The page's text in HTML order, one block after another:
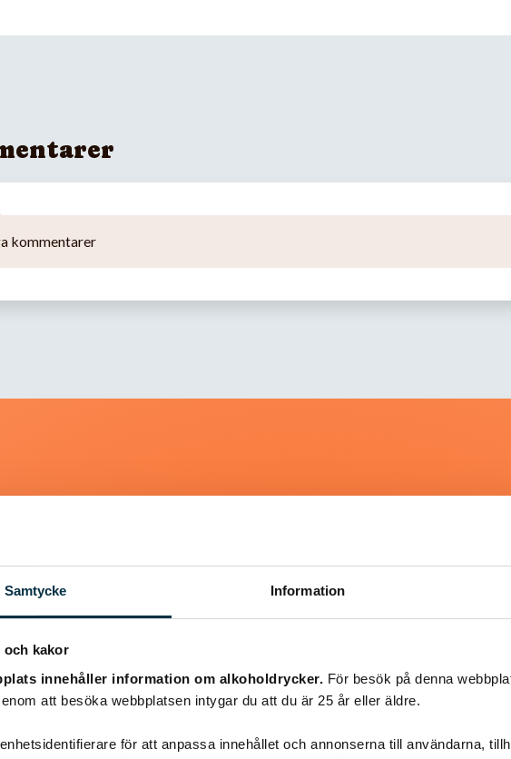
Samtycke Information
och kakor
innehåller information om alkoholdrycker. För besök på denna
att besöka webbplatsen intygar du att du är 25 år eller äldre.
för att anpassa innehållet och annonserna till användarna,
kommentarer